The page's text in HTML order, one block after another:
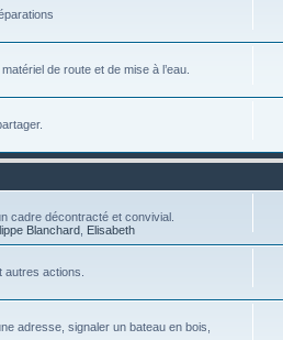
de route et de mise à l’eau.
cadre décontracté et convivial.
Blanchard Elisabeth
actions.
adresse, signaler un bateau en bois,